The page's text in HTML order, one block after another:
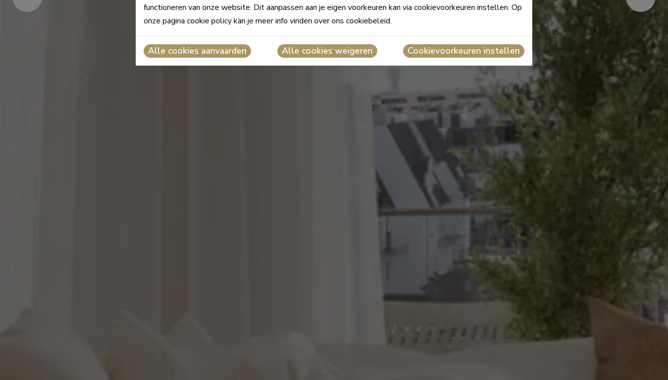
functioneren van onze website. Dit aanpassen aan je eigen voorkeuren kan via cookievoorkeuren instellen. Op
onze pagina cookie policy kan je meer info vinden over ons cookiebeleid.
Alle cookies aanvaarden Alle cookies weigeren Cookievoorkeuren instellen